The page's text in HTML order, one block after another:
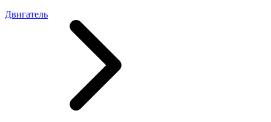
Двигатель